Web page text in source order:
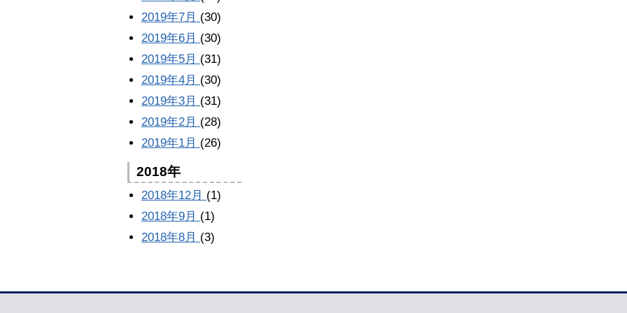
2019年7月 (30)
2019年6月 (30)
2019年5月 (31)
2019年4月 (30)
2019年3月 (31)
2019年2月 (28)
2019年1月 (26)
2018年
2018年12月 (1)
2018年9月 (1)
2018年8月 (3)